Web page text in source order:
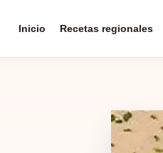
Inicio Recetas regionales